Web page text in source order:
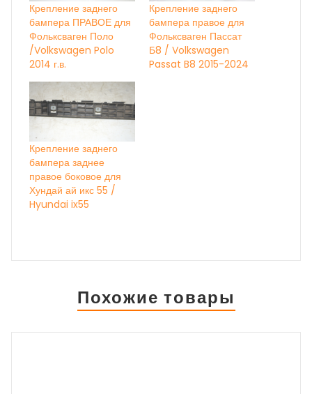
Крепление заднего
бампера ПРАВОЕ для
Фольксваген Поло
/Volkswagen Polo
2014 г.в.
Крепление заднего
бампера правое для
Фольксваген Пассат
Б8 / Volkswagen
Passat B8 2015-2024
Крепление заднего
бампера заднее
правое боковое для
Хундай ай икс 55 /
Hyundai ix55
Похожие товары